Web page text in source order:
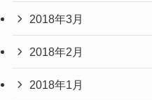
2018年3月
2018年2月
2018年1月